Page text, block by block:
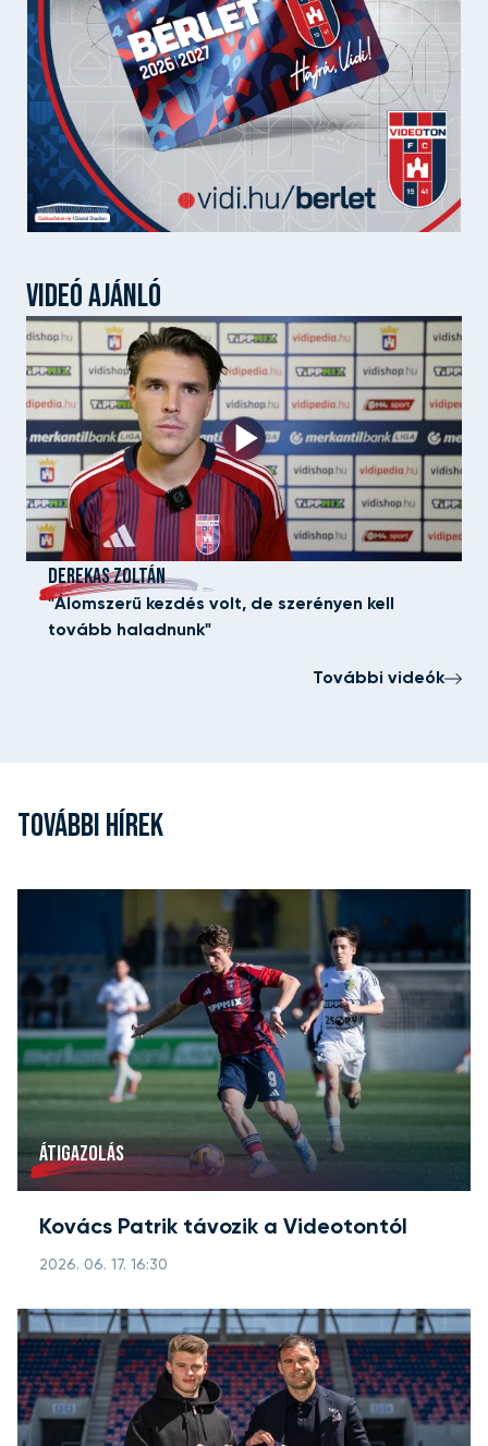
VIDEÓ AJÁNLÓ
DEREKAS ZOLTÁN
"Álomszerű kezdés volt, de szerényen kell
tovább haladnunk"
További videók
TOVÁBBI HÍREK
ÁTIGAZOLÁS
Kovács Patrik távozik a Videotontól
2026. 06. 17. 16:30